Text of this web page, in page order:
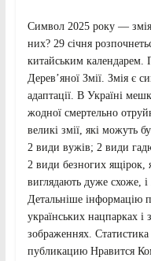
Символ 2025 року —
них? 29 січня
китайським календарем.
Дерев’яної Змії. Змія є
адаптації. В Україні
жодної смертельно
великі змії, які можуть
2 види вужів; 2 види
2 види безногих ящірок,
виглядають дуже схоже,
Детальніше інформацію
українських нацпарках і
зображеннях.
публикацию Нравится